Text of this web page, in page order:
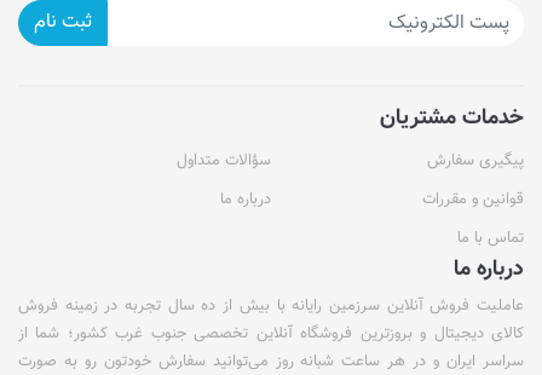
ثبت نام
خدمات مشتریان
پیگیری سفارش
سؤالات متداول
قوانین و مقررات
درباره ما
تماس با ما
درباره ما
عاملیت فروش آنلاین سرزمین رایانه با بیش از ده سال تجربه در زمینه فروش
کالای دیجیتال و بروزترین فروشگاه آنلاین تخصصی جنوب غرب کشور؛ شما از
سراسر ایران و در هر ساعت شبانه روز می‌توانید سفارش خودتون رو به صورت